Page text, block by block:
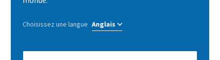
Choisissez une langue
E-